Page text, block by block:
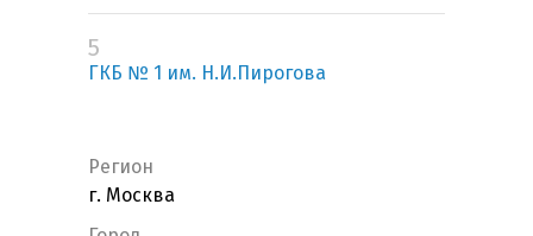
5
ГКБ № 1 им. Н.И.Пирогова
Регион
г. Москва